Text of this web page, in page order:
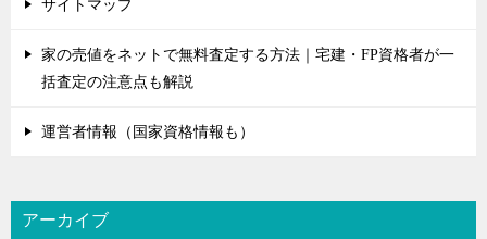
サイトマップ
家の売値をネットで無料査定する方法｜宅建・FP資格者が一
括査定の注意点も解説
運営者情報（国家資格情報も）
アーカイブ